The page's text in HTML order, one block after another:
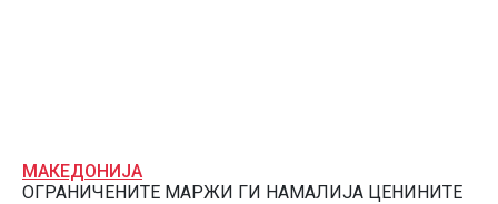
МАКЕДОНИЈА
ОГРАНИЧЕНИТЕ МАРЖИ ГИ НАМАЛИЈА ЦЕНИНИТЕ